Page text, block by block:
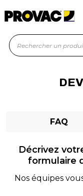
d'un équipement ?
FAQ
Décrivez
formulaire
Nos équipes